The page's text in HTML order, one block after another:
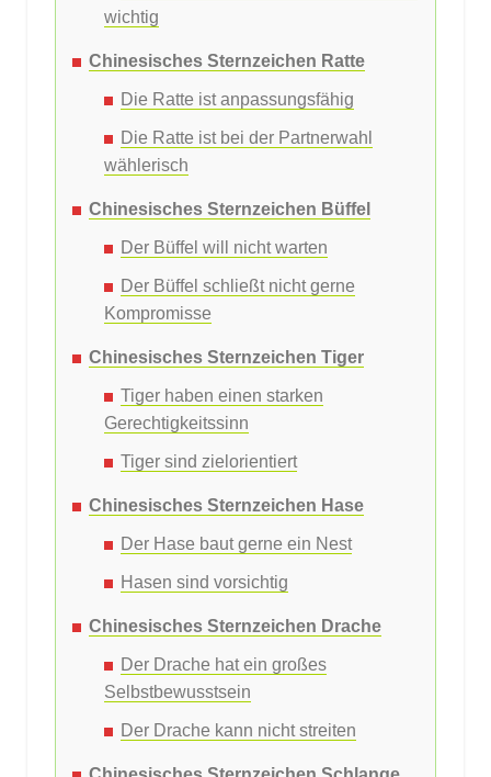
wichtig
Chinesisches Sternzeichen Ratte
Die Ratte ist anpassungsfähig
Die Ratte ist bei der Partnerwahl
wählerisch
Chinesisches Sternzeichen Büffel
Der Büffel will nicht warten
Der Büffel schließt nicht gerne
Kompromisse
Chinesisches Sternzeichen Tiger
Tiger haben einen starken
Gerechtigkeitssinn
Tiger sind zielorientiert
Chinesisches Sternzeichen Hase
Der Hase baut gerne ein Nest
Hasen sind vorsichtig
Chinesisches Sternzeichen Drache
Der Drache hat ein großes
Selbstbewusstsein
Der Drache kann nicht streiten